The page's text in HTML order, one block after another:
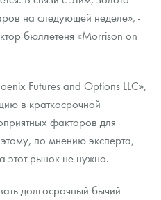
на следующей неделе», -
бюллетеня «Morrison on
Futures and Options LLC»,
в краткосрочной
факторов для
по мнению эксперта,
этот рынок не нужно.
долгосрочный бычий